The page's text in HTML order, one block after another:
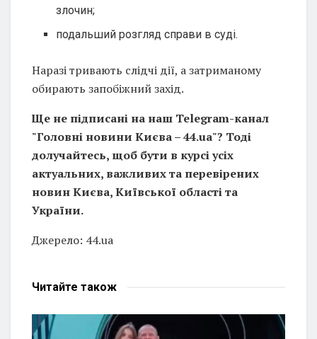
злочин;
подальший розгляд справи в суді.
Наразі тривають слідчі дії, а затриманому
обирають запобіжний захід.
Ще не підписані на наш Telegram-канал
"Головні новини Києва – 44.ua"? Тоді
долучайтесь, щоб бути в курсі усіх
актуальних, важливих та перевірених
новин Києва, Київської області та
України.
Джерело: 44.ua
Читайте також